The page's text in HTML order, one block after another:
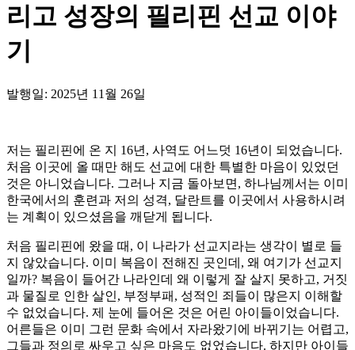
리고 성장의 필리핀 선교 이야
기
발행일: 2025년 11월 26일
저는 필리핀에 온 지 16년, 사역도 어느덧 16년이 되었습니다.
처음 이곳에 올 때만 해도 선교에 대한 특별한 마음이 있었던
것은 아니었습니다. 그러나 지금 돌아보면, 하나님께서는 이미
한국에서의 훈련과 저의 성격, 달란트를 이곳에서 사용하시려
는 계획이 있으셨음을 깨닫게 됩니다.
처음 필리핀에 왔을 때, 이 나라가 선교지라는 생각이 별로 들
지 않았습니다. 이미 복음이 전해진 곳인데, 왜 여기가 선교지
일까? 복음이 들어간 나라인데 왜 이렇게 잘 살지 못하고, 거짓
과 물질로 인한 살인, 부정부패, 성적인 죄들이 많은지 이해할
수 없었습니다. 제 눈에 들어온 것은 어린 아이들이었습니다.
어른들은 이미 그런 문화 속에서 자라왔기에 바뀌기는 어렵고,
그들과 정의로 싸우고 싶은 마음도 없었습니다. 하지만 아이들